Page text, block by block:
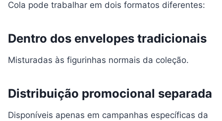
Cola pode trabalhar em dois formatos diferentes:
Dentro dos envelopes tradicionais
Misturadas às figurinhas normais da coleção.
Distribuição promocional separada
Disponíveis apenas em campanhas específicas da